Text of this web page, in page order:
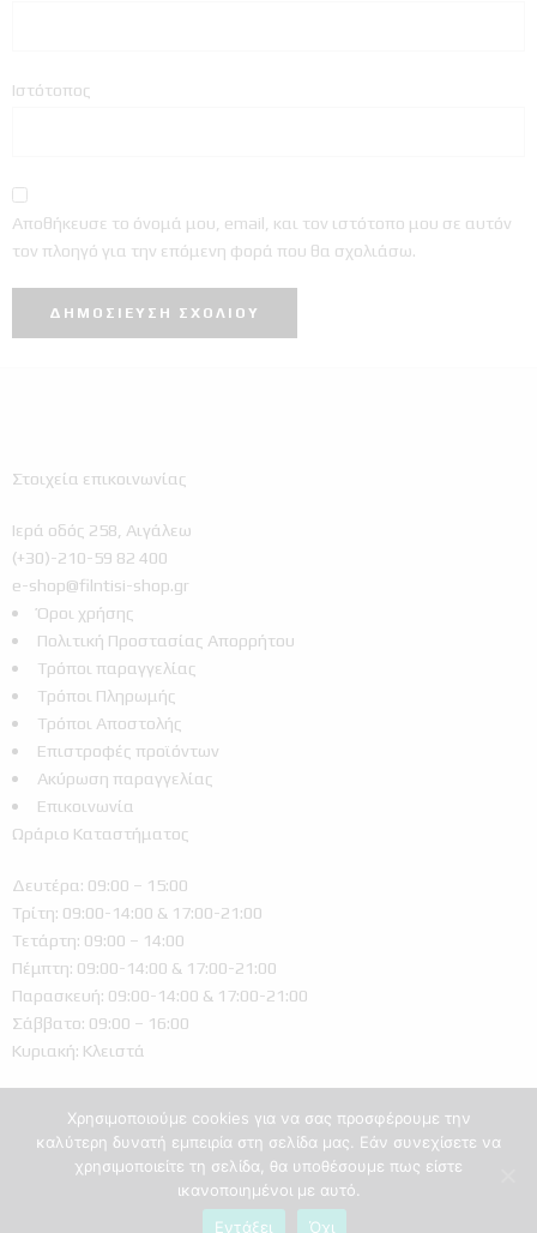
Ιστότοπος
Αποθήκευσε το όνομά μου, email, και τον ιστότοπο μου σε αυτόν
τον πλοηγό για την επόμενη φορά που θα σχολιάσω.
Στοιχεία επικοινωνίας
Ιερά οδός 258, Αιγάλεω
(+30)-210-59 82 400
e-shop@filntisi-shop.gr
Όροι χρήσης
Πολιτική Προστασίας Απορρήτου
Τρόποι παραγγελίας
Τρόποι Πληρωμής
Τρόποι Αποστολής
Επιστροφές προϊόντων
Ακύρωση παραγγελίας
Επικοινωνία
Ωράριο Καταστήματος
Δευτέρα: 09:00 – 15:00
Τρίτη: 09:00-14:00 & 17:00-21:00
Τετάρτη: 09:00 – 14:00
Πέμπτη: 09:00-14:00 & 17:00-21:00
Παρασκευή: 09:00-14:00 & 17:00-21:00
Σάββατο: 09:00 – 16:00
Κυριακή: Κλειστά
Ελληνικά
Χρησιμοποιούμε cookies για να σας προσφέρουμε την
καλύτερη δυνατή εμπειρία στη σελίδα μας. Εάν συνεχίσετε να
χρησιμοποιείτε τη σελίδα, θα υποθέσουμε πως είστε
ικανοποιημένοι με αυτό.
Εντάξει
Όχι